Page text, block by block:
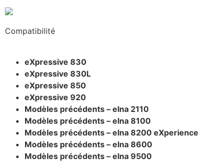
Compatibilité
eXpressive 830
eXpressive 830L
eXpressive 850
eXpressive 920
Modèles précédents – elna 2110
Modèles précédents – elna 8100
Modèles précédents – elna 8200 eXperience
Modèles précédents – elna 8600
Modèles précédents – elna 9500